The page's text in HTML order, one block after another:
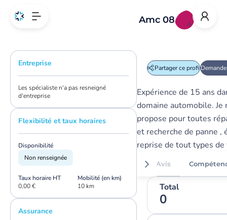
Entreprise
Les spécialiste n'a pas resneigné
d'entreprise
Flexibilité et taux horaires
Disponibilité
Non renseignée
Taux horaire HT
0,00 €
Mobilité (en km)
10 km
Assurance
A
Amc 08
Partager ce profil
Expérience de 15 ans
domaine automobile. Je
propose pour toutes
et recherche de panne ,
reprise de tout types de
Avis
Total
0